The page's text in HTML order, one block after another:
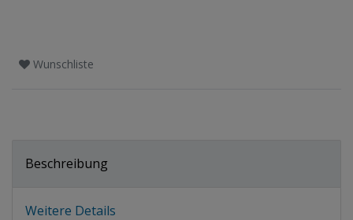
Wunschliste
Beschreibung
Weitere Details